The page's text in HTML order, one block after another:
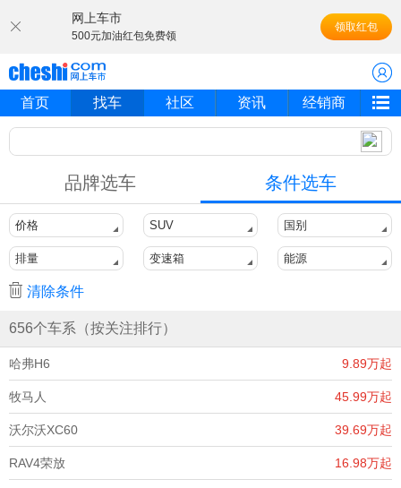
网上车市
500元加油红包免费领
领取红包
首页 找车 社区 资讯 经销商
品牌选车 条件选车
价格 SUV 国别
排量 变速箱 能源
清除条件
656个车系（按关注排行）
哈弗H6 9.89万起
牧马人 45.99万起
沃尔沃XC60 39.69万起
RAV4荣放 16.98万起